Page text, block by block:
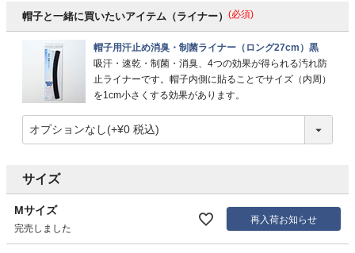
帽子と一緒に買いたいアイテム（ライナー） (必須)
帽子用汗止め消臭・制菌ライナー（ロング27cm）黒
吸汗・速乾・制菌・消臭、4つの効果が得られる汚れ防
止ライナーです。帽子内側に貼ることでサイズ（内周）
を1cm小さくする効果があります。
サイズ
Mサイズ
完売しました
再入荷お知らせ